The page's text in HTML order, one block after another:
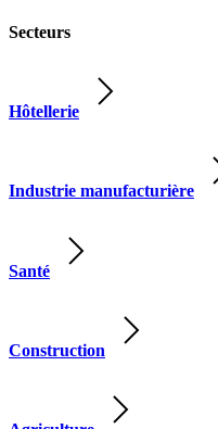
Secteurs
Hôtellerie
Industrie manufacturière
Santé
Construction